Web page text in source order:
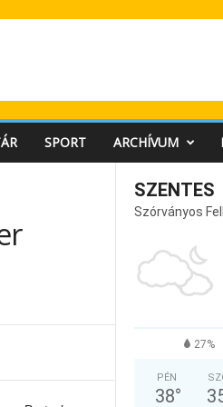
SPORT ARCHÍVUM
SZENTES
Szórványos
27%
PÉN
38°